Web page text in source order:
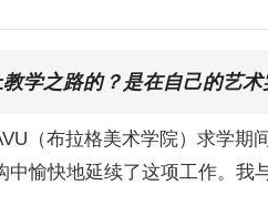
学之路的？是在自己的艺
（布拉格美术学院）求学期
中愉快地延续了这项工作。我